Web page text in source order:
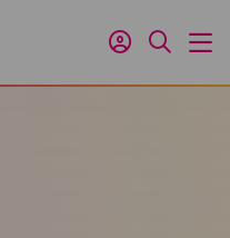
Inloggen
Zoeken